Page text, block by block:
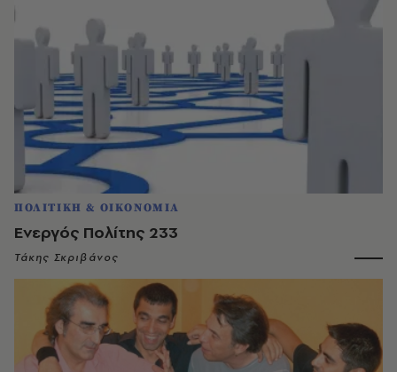
ΠΟΛΙΤΙΚΗ & ΟΙΚΟΝΟΜΙΑ
Ενεργός Πολίτης 233
Τάκης Σκριβάνος